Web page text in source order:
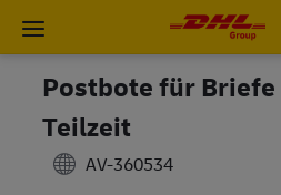
Skip to main
Postbote für
Teilzeit
AV-360534